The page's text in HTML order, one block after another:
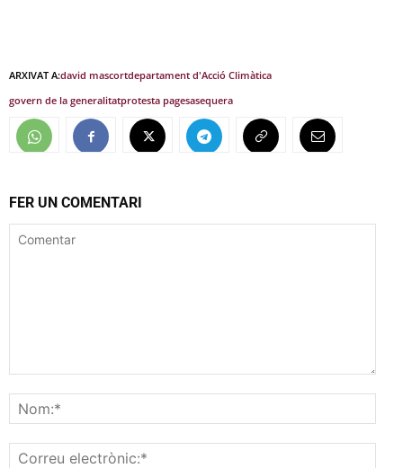
ARXIVAT A:david mascortdepartament d'Acció Climàtica
govern de la generalitatprotesta pagesasequera
FER UN COMENTARI